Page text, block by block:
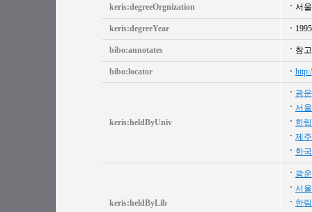
keris:degreeOrgnization 서
keris:degreeYear 1995
bibo:annotates 참
bibo:locator
keris:heldByUniv
광
서
한
제
한
keris:heldByLib
광
서
한